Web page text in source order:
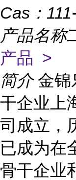
Cas：
产品名称
产品 >
简介 金锦
干企业上
司成立，
已成为在
骨干企业